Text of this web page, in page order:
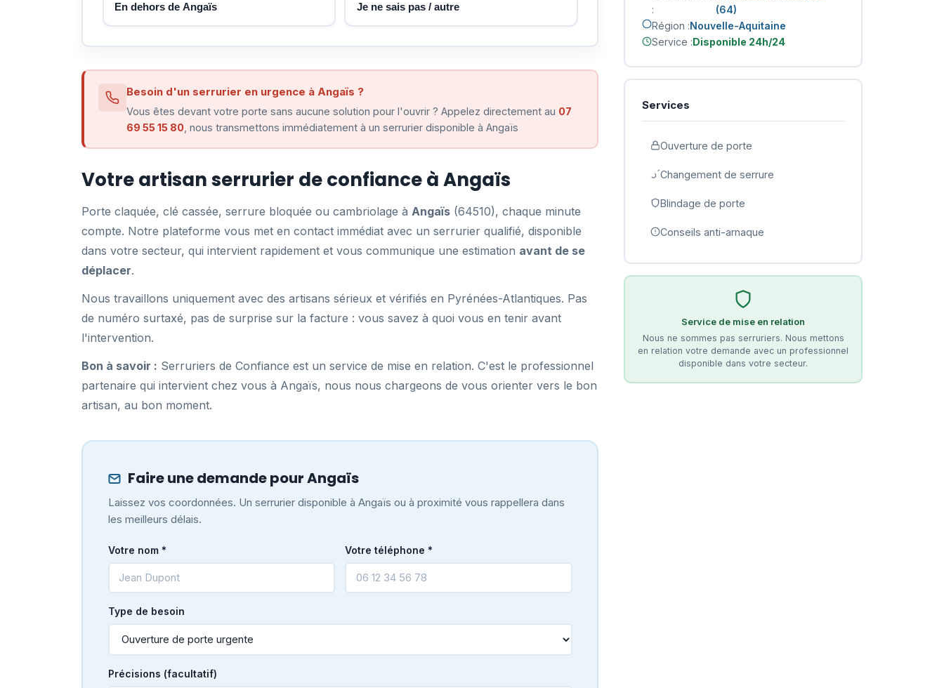
En dehors de Angaïs Je ne sais pas / autre
Besoin d'un serrurier en urgence à Angaïs ?
Vous êtes devant votre porte sans aucune solution pour l'ouvrir ? Appelez directement au 07
69 55 15 80 , nous transmettons immédiatement à un serrurier disponible à Angaïs
Votre artisan serrurier de confiance à Angaïs
Porte claquée, clé cassée, serrure bloquée ou cambriolage à Angaïs (64510), chaque minute
compte. Notre plateforme vous met en contact immédiat avec un serrurier qualifié, disponible
dans votre secteur, qui intervient rapidement et vous communique une estimation avant de se
déplacer.
Nous travaillons uniquement avec des artisans sérieux et vérifiés en Pyrénées-Atlantiques. Pas
de numéro surtaxé, pas de surprise sur la facture : vous savez à quoi vous en tenir avant
l'intervention.
Bon à savoir : Serruriers de Confiance est un service de mise en relation. C'est le professionnel
partenaire qui intervient chez vous à Angaïs, nous nous chargeons de vous orienter vers le bon
artisan, au bon moment.
Faire une demande pour Angaïs
Laissez vos coordonnées. Un serrurier disponible à Angaïs ou à proximité vous rappellera dans
les meilleurs délais.
Votre nom * Votre téléphone *
Type de besoin
Précisions (facultatif)
:
(64)
Région :Nouvelle-Aquitaine
Service :Disponible 24h/24
Services
Ouverture de porte
Changement de serrure
Blindage de porte
Conseils anti-arnaque
Service de mise en relation
Nous ne sommes pas serruriers. Nous mettons
en relation votre demande avec un professionnel
disponible dans votre secteur.